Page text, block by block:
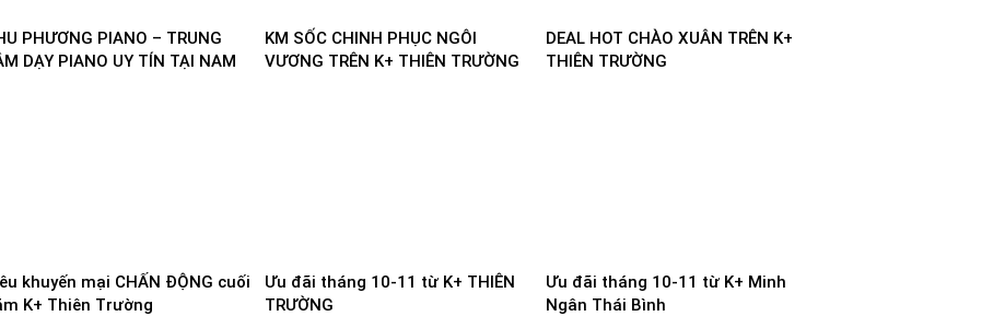
PHƯƠNG PIANO – TRUNG
DẠY PIANO UY TÍN TẠI NAM
KM SỐC CHINH PHỤC NGÔI
VƯƠNG TRÊN K+ THIÊN TRƯỜNG
DEAL HOT CHÀO XUÂN TRÊN K+
THIÊN TRƯỜNG
khuyến mại CHẤN ĐỘNG cuối
K+ Thiên Trường
Ưu đãi tháng 10-11 từ K+ THIÊN
TRƯỜNG
Ưu đãi tháng 10-11 từ K+ Minh
Ngân Thái Bình